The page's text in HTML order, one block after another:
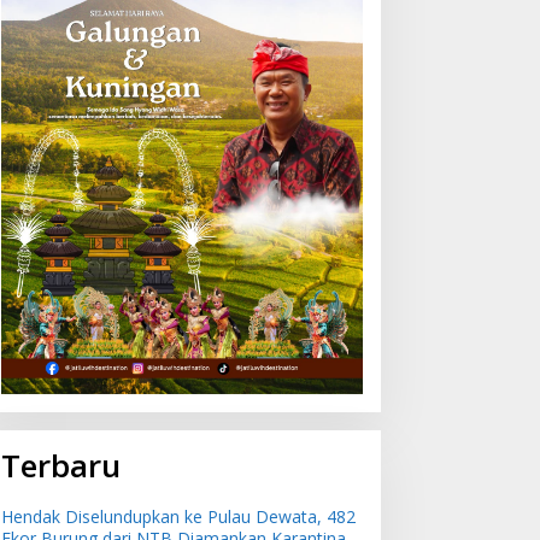
Terbaru
Hendak Diselundupkan ke Pulau Dewata, 482